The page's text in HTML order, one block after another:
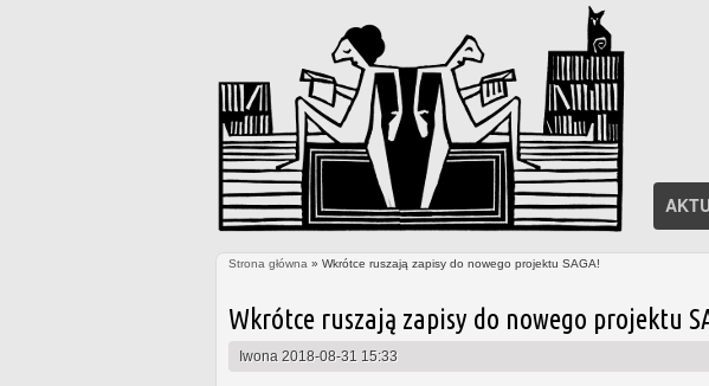
Strona główna » Wkrótce ruszają zapisy do nowego projektu SAGA!
Wkrótce ruszają zapisy do nowego projektu
Iwona 2018-08-31 15:33